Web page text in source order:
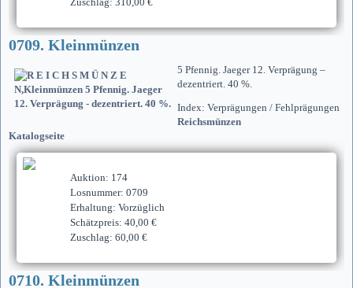
0709. Kleinmünzen
5 Pfennig. Jaeger 12. Verprägung –
dezentriert. 40 %.
Index: Verprägungen / Fehlprägungen
Reichsmünzen
Katalogseite
Auktion: 174
Losnummer: 0709
Erhaltung: Vorzüglich
Schätzpreis: 40,00 €
Zuschlag: 60,00 €
0710. Kleinmünzen